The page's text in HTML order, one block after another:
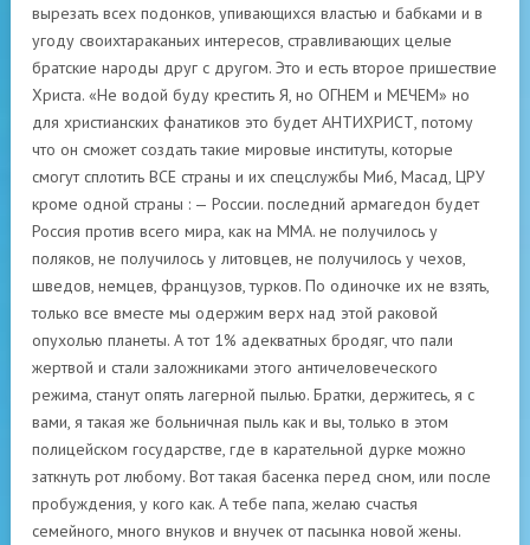
вырезать всех подонков, упивающихся властью и бабками и в
угоду своихтараканьих интересов, стравливающих целые
братские народы друг с другом. Это и есть второе пришествие
Христа. «Не водой буду крестить Я, но ОГНЕМ и МЕЧЕМ» но
для христианских фанатиков это будет АНТИХРИСТ, потому
что он сможет создать такие мировые институты, которые
смогут сплотить ВСЕ страны и их спецслужбы Ми6, Масад, ЦРУ
кроме одной страны : — России. последний армагедон будет
Россия против всего мира, как на ММА. не получилось у
поляков, не получилось у литовцев, не получилось у чехов,
шведов, немцев, французов, турков. По одиночке их не взять,
только все вместе мы одержим верх над этой раковой
опухолью планеты. А тот 1% адекватных бродяг, что пали
жертвой и стали заложниками этого античеловеческого
режима, станут опять лагерной пылью. Братки, держитесь, я с
вами, я такая же больничная пыль как и вы, только в этом
полицейском государстве, где в карательной дурке можно
заткнуть рот любому. Вот такая басенка перед сном, или после
пробуждения, у кого как. А тебе папа, желаю счастья
семейного, много внуков и внучек от пасынка новой жены.